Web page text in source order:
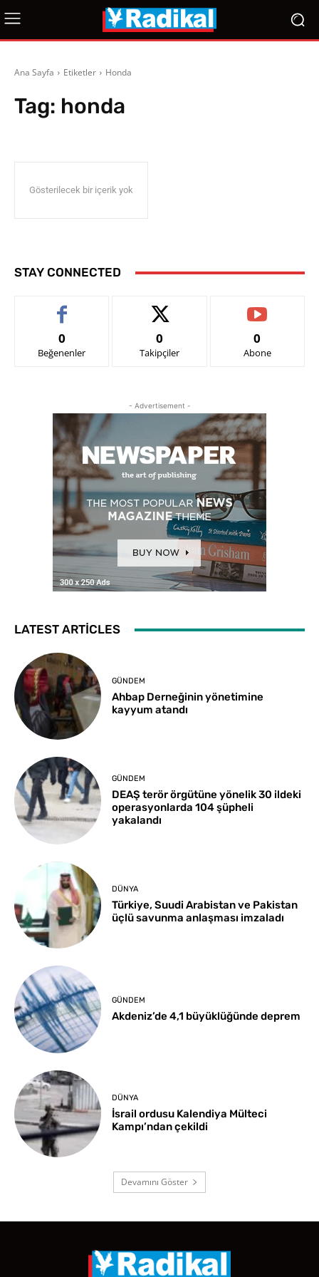
Ana Sayfa Etiketler Honda
Tag: honda
Gösterilecek bir içerik yok
STAY CONNECTED
0
Beğenenler
0
Takipçiler
0
Abone
- Advertisement -
LATEST ARTICLES
GÜNDEM
Ahbap Derneğinin yönetimine
kayyum atandı
GÜNDEM
DEAŞ terör örgütüne yönelik 30 ildeki
operasyonlarda 104 şüpheli
yakalandı
DÜNYA
Türkiye, Suudi Arabistan ve Pakistan
üçlü savunma anlaşması imzaladı
GÜNDEM
Akdeniz’de 4,1 büyüklüğünde deprem
DÜNYA
İsrail ordusu Kalendiya Mülteci
Kampı’ndan çekildi
Devamını Göster